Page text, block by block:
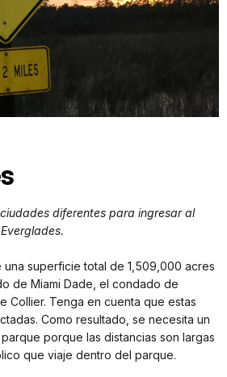
diferentes para ingresar al
una superficie total de 1,509,000 acres
de Miami Dade, el condado de
Collier. Tenga en cuenta que estas
Como resultado, se necesita un
porque las distancias son largas
que viaje dentro del parque.